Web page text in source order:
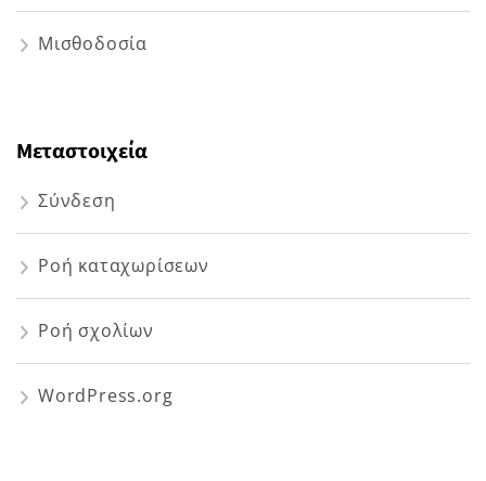
Μισθοδοσία
Μεταστοιχεία
Σύνδεση
Ροή καταχωρίσεων
Ροή σχολίων
WordPress.org